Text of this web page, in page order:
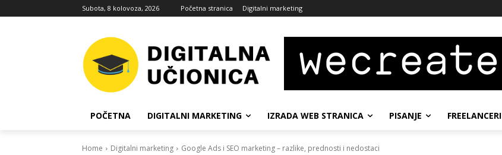
Subota, 8 kolovoza, 2026 Početna stranica Digitalni marketing
POČETNA DIGITALNI MARKETING IZRADA WEB STRANICA PISANJE FREELANCERI
Home Digitalni marketing Google Ads i SEO marketing – razlike, prednosti i nedostaci